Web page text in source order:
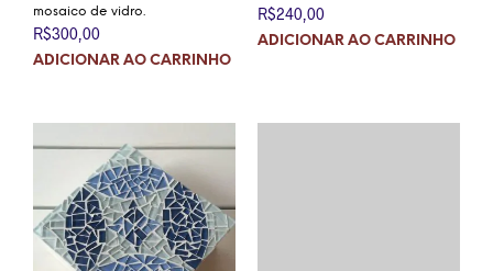
mosaico de vidro.
R$300,00
ADICIONAR AO CARRINHO
R$240,00
ADICIONAR AO CARRINHO